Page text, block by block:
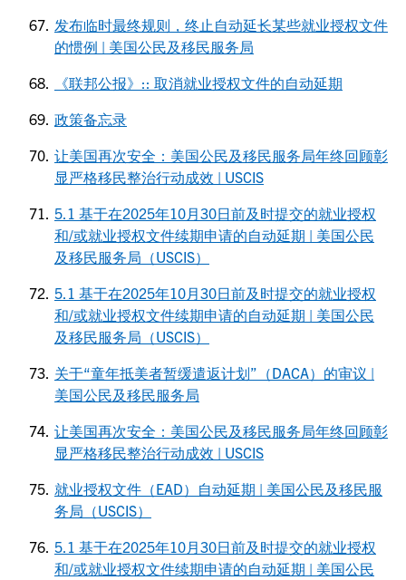
发布临时最终规则，终止自动延长某些就业授权文件
的惯例 | 美国公民及移民服务局
《联邦公报》:: 取消就业授权文件的自动延期
政策备忘录
让美国再次安全：美国公民及移民服务局年终回顾彰
显严格移民整治行动成效 | USCIS
5.1 基于在2025年10月30日前及时提交的就业授权
和/或就业授权文件续期申请的自动延期 | 美国公民
及移民服务局（USCIS）
5.1 基于在2025年10月30日前及时提交的就业授权
和/或就业授权文件续期申请的自动延期 | 美国公民
及移民服务局（USCIS）
关于“童年抵美者暂缓遣返计划”（DACA）的审议 |
美国公民及移民服务局
让美国再次安全：美国公民及移民服务局年终回顾彰
显严格移民整治行动成效 | USCIS
就业授权文件（EAD）自动延期 | 美国公民及移民服
务局（USCIS）
5.1 基于在2025年10月30日前及时提交的就业授权
和/或就业授权文件续期申请的自动延期 | 美国公民